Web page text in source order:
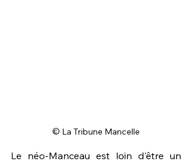
© La Tribune Mancelle
Le néo-Manceau est loin d'être un